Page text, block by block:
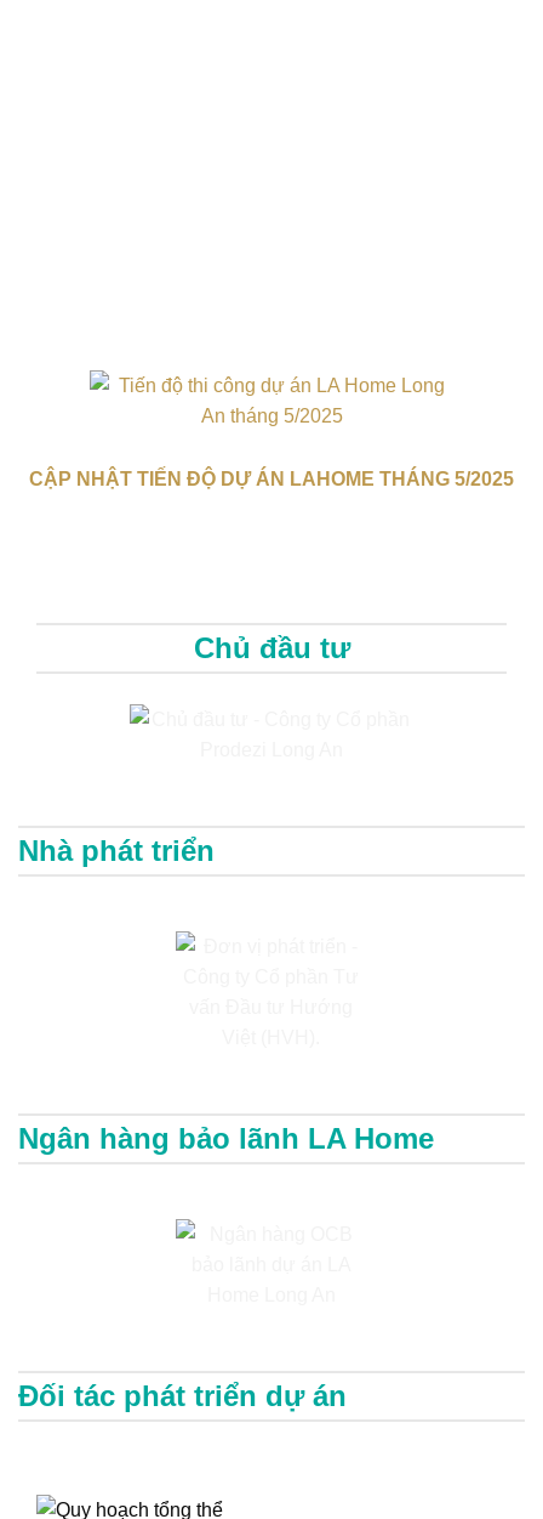
CẬP NHẬT TIẾN ĐỘ DỰ ÁN LAHOME THÁNG 5/2025
Chủ đầu tư
Nhà phát triển
Ngân hàng bảo lãnh LA Home
Đối tác phát triển dự án